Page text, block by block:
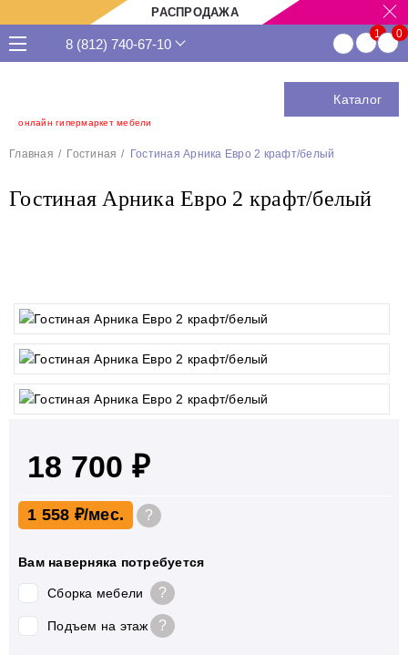
РАСПРОДАЖА
онлайн гипермаркет мебели
8 (812) 740-67-10
Каталог
Главная Гостиная Гостиная Арника Евро 2 крафт/белый
Гостиная Арника Евро 2 крафт/белый
18 700 ₽
1 558 ₽ ?
Вам наверняка потребуется
Сборка мебели ?
Подъем на этаж ?